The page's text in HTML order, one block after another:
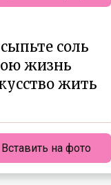
соль
жизнь
жить
Вставить на фото